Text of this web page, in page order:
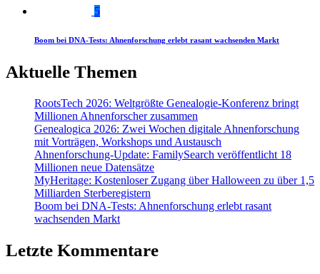
5
Boom bei DNA-Tests: Ahnenforschung erlebt rasant wachsenden Markt
Aktuelle Themen
RootsTech 2026: Weltgrößte Genealogie-Konferenz bringt
Millionen Ahnenforscher zusammen
Genealogica 2026: Zwei Wochen digitale Ahnenforschung
mit Vorträgen, Workshops und Austausch
Ahnenforschung-Update: FamilySearch veröffentlicht 18
Millionen neue Datensätze
MyHeritage: Kostenloser Zugang über Halloween zu über 1,5
Milliarden Sterberegistern
Boom bei DNA-Tests: Ahnenforschung erlebt rasant
wachsenden Markt
Letzte Kommentare